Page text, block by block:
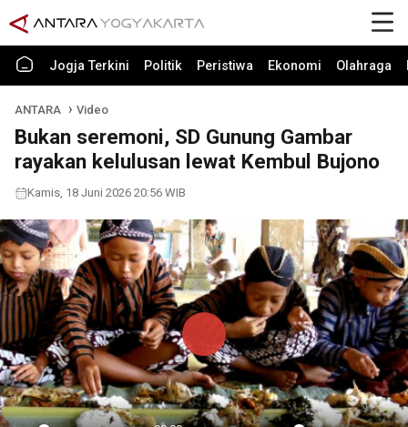
Jogja Terkini Politik Peristiwa Ekonomi Olahraga
ANTARA Video
Bukan seremoni, SD Gunung Gambar
rayakan kelulusan lewat Kembul Bujono
Kamis, 18 Juni 2026 20:56 WIB
Play